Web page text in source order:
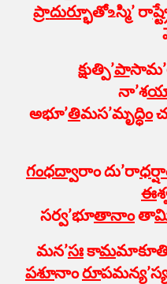
ప్రాదుర్భూతో‌உస్మి’ రా
క్షుత్పి’పా
నా’శ
అభూ’తిమస’మృద్ధిం
గధద్వారాం దు’రాధ
ఈ
సర్వ’భూతానాంతా
మన’సఃకామ
పశూనాంరూ